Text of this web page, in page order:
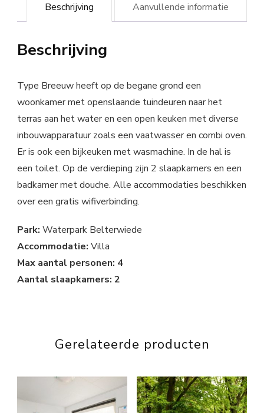
Beschrijving Aanvullende informatie
Beschrijving
Type Breeuw heeft op de begane grond een
woonkamer met openslaande tuindeuren naar het
terras aan het water en een open keuken met diverse
inbouwapparatuur zoals een vaatwasser en combi oven.
Er is ook een bijkeuken met wasmachine. In de hal is
een toilet. Op de verdieping zijn 2 slaapkamers en een
badkamer met douche. Alle accommodaties beschikken
over een gratis wifiverbinding.
Park: Waterpark Belterwiede
Accommodatie: Villa
Max aantal personen: 4
Aantal slaapkamers: 2
Gerelateerde producten